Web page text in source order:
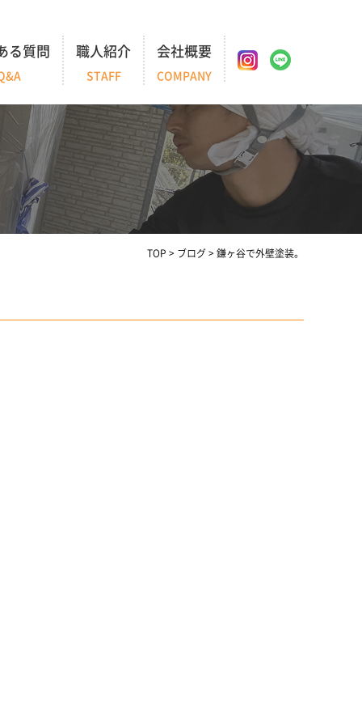
る質問 職人紹介
STAFF
会社概要
COMPANY
TOP > ブログ > 鎌ヶ谷で外壁塗装。